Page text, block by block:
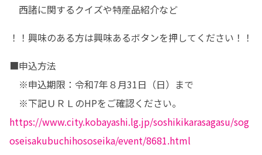
西諸に関するクイズや特産品紹介など
！！興味のある方は興味あるボタンを押してください！！
■申込方法
※申込期限：令和7年８月31日（日）まで
https://www.city.kobayashi.lg.jp/soshikikarasagasu/sog
oseisakubuchihososeika/event/8681.html